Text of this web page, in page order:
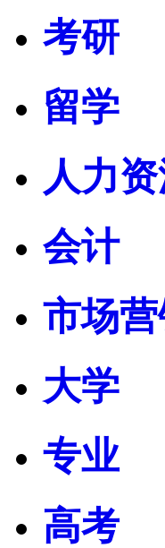
考研
留学
人力
会计
市场
大学
专业
高考